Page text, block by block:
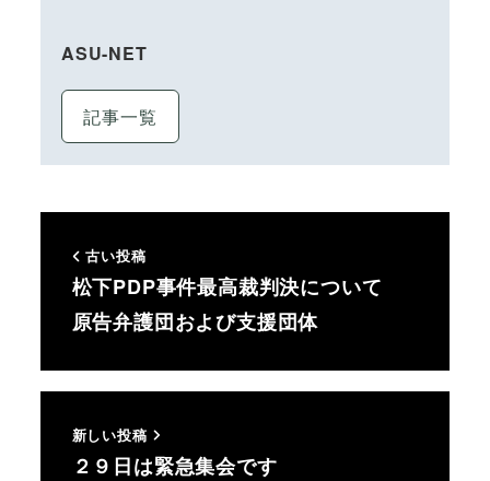
ASU-NET
記事一覧
古い投稿
松下PDP事件最高裁判決について
原告弁護団および支援団体
新しい投稿
２９日は緊急集会です